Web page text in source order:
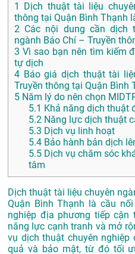
1
Dịch thuật tài liệu
thông tại Quận Bình Thạnh
2 Các nội dung cần dịch
ngành Báo Chí – Truyền
3 Vì sao bạn nên tìm kiếm
tự dịch
4 Báo giá dịch thuật tài
Truyền thông tại Quận Bình
5 Năm lý do nên chọn
5.1 Khả năng dịch thuật
5.2 Năng lực dịch thuật
5.3 Dịch vụ linh hoạt
5.4 Bảo hành bản dịch
5.5 Dịch vụ chăm sóc
tâm
Dịch thuật tài liệu chuyên
Quận Bình Thạnh là cầu
nghiệp địa phương tiếp cận
năng lực cạnh tranh và mở
vụ dịch thuật chuyên nghiệp
quả và bảo mật, từ đó tối